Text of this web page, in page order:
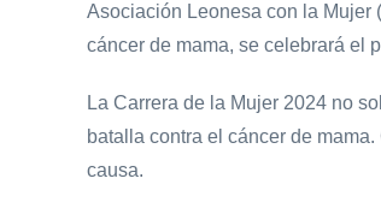
Asociación Leonesa con la Mujer
cáncer de mama, se celebrará el
La Carrera de la Mujer 2024 no
batalla contra el cáncer de
causa.